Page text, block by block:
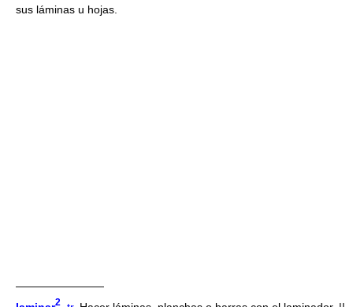
sus láminas u hojas.
————————
2